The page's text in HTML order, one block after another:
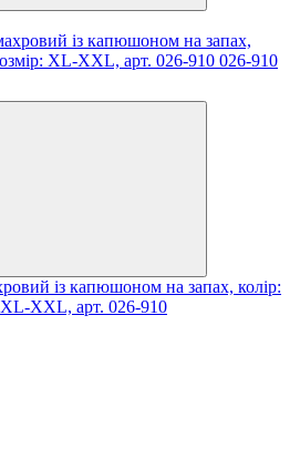
із капюшоном на запах, колір:
XXL, арт. 026-910